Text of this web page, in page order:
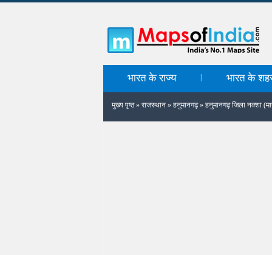
भारत के राज्य भारत के
मुख्य पृष्ठ» राजस्थान» हनुमानगढ़» हनुमानगढ़ जिला नक्शा